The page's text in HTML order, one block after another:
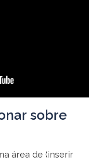
sobre
área de (inserir